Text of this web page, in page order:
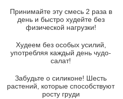
Грибной крем-суп с кростини с
козьим сыром
Суп мисо с зеленым луком и
тофу
из рукколы
Португальский чесночный суп с
Принимайте эту смесь 2 раза в
день и быстро худейте без
физической нагрузки!
Худеем без особых усилий,
употребляя каждый день чудо-
салат!
Забудьте о силиконе! Шесть
растений, которые способствуют
росту груди